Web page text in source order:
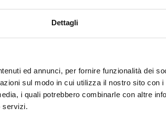
Dettagli
ed annunci, per fornire funzionalità dei
sul modo in cui utilizza il nostro sito con
i quali potrebbero combinarle con altre
servizi.
Padiglione:Pad. 16
SPA
DIGITALE